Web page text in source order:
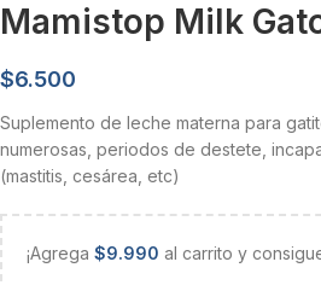
Mamistop Milk
$6.500
Suplemento de leche materna para
numerosas, periodos de destete,
(mastitis, cesárea, etc)
¡Agrega $9.990 al carrito y